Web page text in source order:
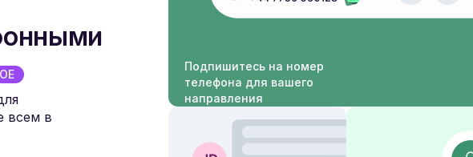
всем в
Подпишитесь на номер
телефона для вашего
направления